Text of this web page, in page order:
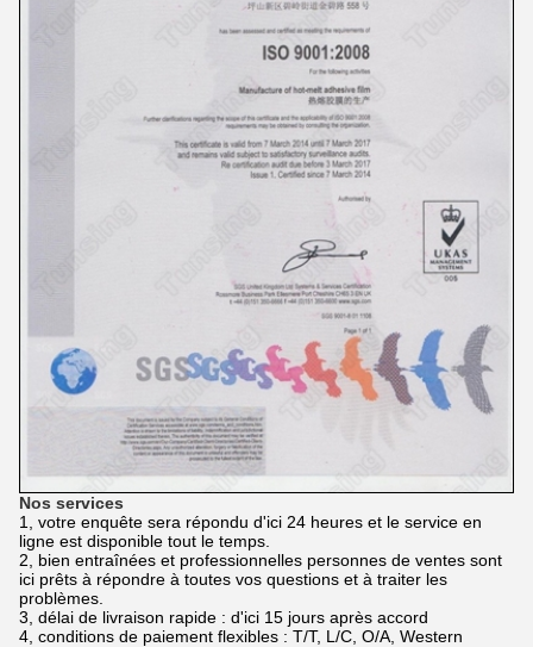
Nos services
1, votre enquête sera répondu d'ici 24 heures et le service en
ligne est disponible tout le temps.
2, bien entraînées et professionnelles personnes de ventes sont
ici prêts à répondre à toutes vos questions et à traiter les
problèmes.
3, délai de livraison rapide : d'ici 15 jours après accord
4, conditions de paiement flexibles : T/T, L/C, O/A, Western